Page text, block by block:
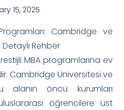
15, 2025
Cambridge ve
Rehber
MBA programlarına ev
Cambridge Üniversitesi ve
alanın öncü kurumları
öğrencilere üst